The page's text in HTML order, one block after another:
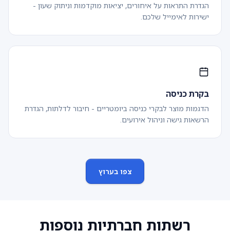
הגדרת התראות על איחורים, יציאות מוקדמות וניתוק שעון -
ישירות לאימייל שלכם.
בקרת כניסה
הדגמות מוצר לבקרי כניסה ביומטריים - חיבור לדלתות, הגדרת
הרשאות גישה וניהול אירועים.
צפו בערוץ
רשתות חברתיות נוספות